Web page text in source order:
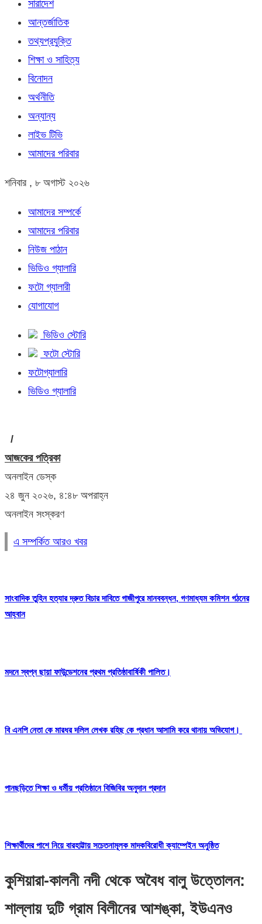
সারাদেশ
আন্তর্জাতিক
তথ্যপ্রযুক্তি
শিক্ষা ও সাহিত্য
বিনোদন
অর্থনীতি
অন্যান্য
লাইভ টিভি
আমাদের পরিবার
শনিবার , ৮ অগাস্ট ২০২৬
আমাদের সম্পর্কে
আমাদের পরিবার
নিউজ পাঠান
ভিডিও গ্যালারি
ফটো গ্যালারী
যোগাযোগ
ভিডিও স্টোরি
ফটো স্টোরি
ফটোগ্যালারি
ভিডিও গ্যালারি
/
আজকের পত্রিকা
অনলাইন ডেস্ক
২৪ জুন ২০২৬, ৪:৪৮ অপরাহ্ন
অনলাইন সংস্করণ
এ সম্পর্কিত আরও খবর
সাংবাদিক তুহিন হত্যার দ্রুত বিচার দাবিতে গাজীপুরে মানববন্ধন, গণমাধ্যম কমিশন গঠনের
আহ্বান
মদনে স্বপ্ন ছায়া ফাউন্ডেশনের প্রথম প্রতিষ্ঠাবার্ষিকী পালিত।
বি এনপি নেতা কে মারধর দলিল লেখক রহিছ কে প্রধান আসামি করে থানায় অভিযোগ। ‎
পানছড়িতে শিক্ষা ও ধর্মীয় প্রতিষ্ঠানে বিজিবির অনুদান প্রদান
শিক্ষার্থীদের পাশে নিয়ে বারহাট্টায় সচেতনামূলক মাদকবিরোধী ক্যাম্পেইন অনুষ্ঠিত
কুশিয়ারা-কালনী নদী থেকে অবৈধ বালু উত্তোলন:
শাল্লায় দুটি গ্রাম বিলীনের আশঙ্কা, ইউএনও